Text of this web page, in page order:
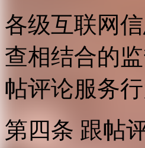
各级互联网
查相结合的
帖评论服务行
第四条 跟帖